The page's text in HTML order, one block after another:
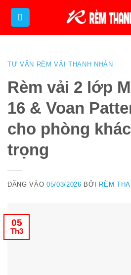
Bỏ
qua
TƯ VẤN RÈM VẢI THANH NHÀN
Rèm vải 2 lớp
16 & Voan
cho phòng
trọng
ĐĂNG VÀO05/03/2026 BỞI RÈM
05
Th3